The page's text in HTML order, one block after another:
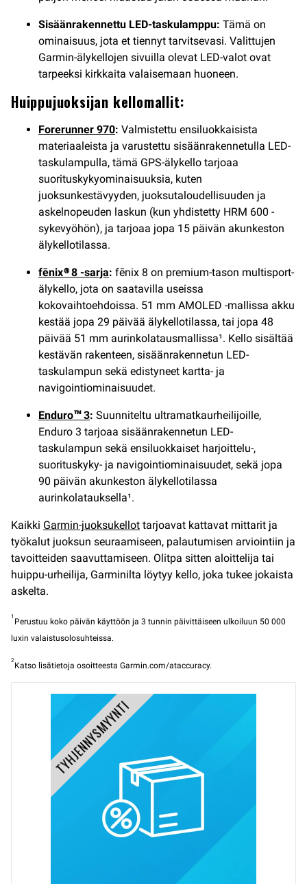
Sisäänrakennettu LED-taskulamppu: Tämä on
ominaisuus, jota et tiennyt tarvitsevasi. Valittujen
Garmin-älykellojen sivuilla olevat LED-valot ovat
tarpeeksi kirkkaita valaisemaan huoneen.
Huippujuoksijan kellomallit:
Forerunner 970: Valmistettu ensiluokkaisista
materiaaleista ja varustettu sisäänrakennetulla LED-
taskulampulla, tämä GPS-älykello tarjoaa
suorituskykyominaisuuksia, kuten
juoksunkestävyyden, juoksutaloudellisuuden ja
askelnopeuden laskun (kun yhdistetty HRM 600 -
sykevyöhön), ja tarjoaa jopa 15 päivän akunkeston
älykellotilassa.
fēnix® 8 -sarja: fēnix 8 on premium-tason multisport-
älykello, jota on saatavilla useissa
kokovaihtoehdoissa. 51 mm AMOLED -mallissa akku
kestää jopa 29 päivää älykellotilassa, tai jopa 48
päivää 51 mm aurinkolatausmallissa¹. Kello sisältää
kestävän rakenteen, sisäänrakennetun LED-
taskulampun sekä edistyneet kartta- ja
navigointiominaisuudet.
Enduro™ 3: Suunniteltu ultramatkaurheilijoille,
Enduro 3 tarjoaa sisäänrakennetun LED-
taskulampun sekä ensiluokkaiset harjoittelu-,
suorituskyky- ja navigointiominaisuudet, sekä jopa
90 päivän akunkeston älykellotilassa
aurinkolatauksella¹.
Kaikki Garmin-juoksukellot tarjoavat kattavat mittarit ja
työkalut juoksun seuraamiseen, palautumisen arviointiin ja
tavoitteiden saavuttamiseen. Olitpa sitten aloittelija tai
huippu-urheilija, Garminilta löytyy kello, joka tukee jokaista
askelta.
1
Perustuu koko päivän käyttöön ja 3 tunnin päivittäiseen ulkoiluun 50 000
luxin valaistusolosuhteissa.
2
Katso lisätietoja osoitteesta Garmin.com/ataccuracy.
TYHJENNYSMYYNTI